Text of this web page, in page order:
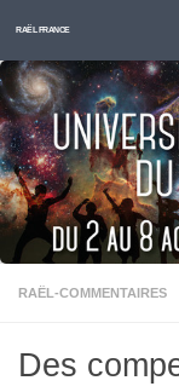
Skip to content
RAËL FRANCE
RAËL-COMMENTAIRES
Des